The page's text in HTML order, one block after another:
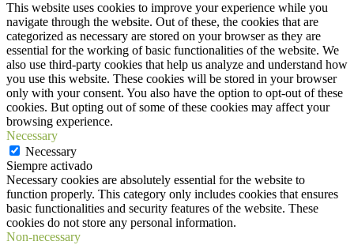
This website uses cookies to improve your experience while you
navigate through the website. Out of these, the cookies that are
categorized as necessary are stored on your browser as they are
essential for the working of basic functionalities of the website. We
also use third-party cookies that help us analyze and understand how
you use this website. These cookies will be stored in your browser
only with your consent. You also have the option to opt-out of these
cookies. But opting out of some of these cookies may affect your
browsing experience.
Necessary
Necessary
Siempre activado
Necessary cookies are absolutely essential for the website to
function properly. This category only includes cookies that ensures
basic functionalities and security features of the website. These
cookies do not store any personal information.
Non-necessary